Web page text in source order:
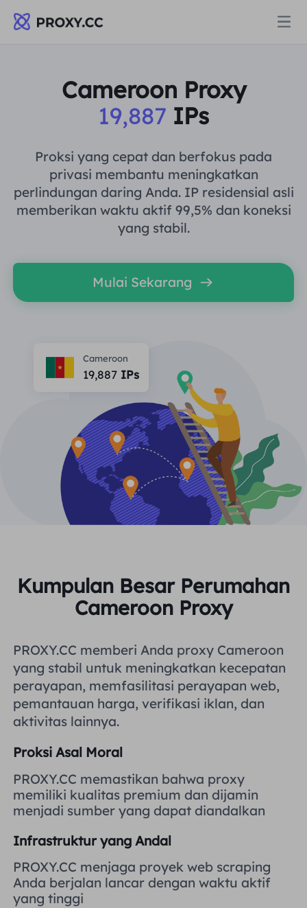
PROXI PERUMAHAN
Proksi Perumahan Statis
Agen pusat data statis
PROXI PERUMAHAN
Proksi Perumahan $0.8/GB
Proksi Perumahan Tanpa Batas
Data for AI
BERDASARKAN KASUS PENGGUNAAN
Riset Pasar
Perlindungan Merek
Pemantauan SEO
Verifikasi Iklan
Pengikisan & Perayapan Web
Sumber daya
Program Afiliasi
ALAT GRATIS
Pemeriksa Proksi
Daftar Proksi Gratis
Amerika Serikat
Brazil
Rusia
Lebih Banyak Integrasi
Pertanyaan Umum
blog
Panduan Pengguna
English
Việt Nam
Indonesia
हिंदी
Português
MenikmatiDiskon 77%.
dan Bertindak
Sekarang!
Perumahan $0/GB $0/Hari tanpa batas
Cameroon Proxy
19,887 IPs
Proksi yang cepat dan berfokus pada
privasi membantu meningkatkan
perlindungan daring Anda. IP residensial asli
memberikan waktu aktif 99,5% dan koneksi
yang stabil.
Mulai Sekarang
Cameroon
19,887IPs
Kumpulan Besar Perumahan
Cameroon Proxy
PROXY.CC memberi Anda proxy Cameroon
yang stabil untuk meningkatkan kecepatan
perayapan, memfasilitasi perayapan web,
pemantauan harga, verifikasi iklan, dan
aktivitas lainnya.
Proksi Asal Moral
PROXY.CC memastikan bahwa proxy
memiliki kualitas premium dan dijamin
menjadi sumber yang dapat diandalkan
Infrastruktur yang Andal
PROXY.CC menjaga proyek web scraping
Anda berjalan lancar dengan waktu aktif
yang tinggi